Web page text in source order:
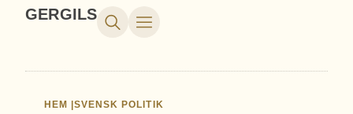
GERGILS
HEM |SVENSK POLITIK